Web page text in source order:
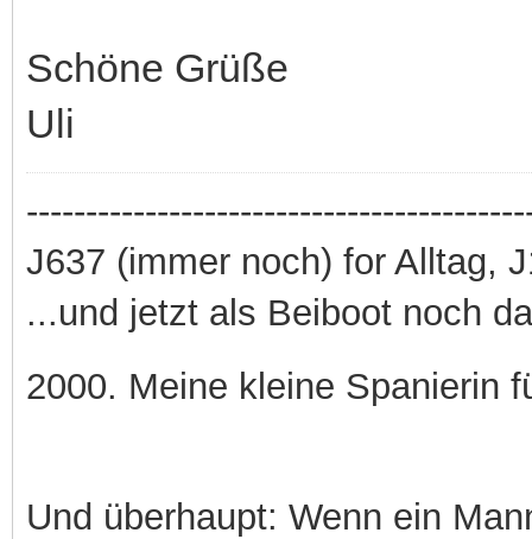
Schöne Grüße
Uli
J637 (immer noch) for Alltag,
...und jetzt als Beiboot noch
2000. Meine kleine Spanierin
Und überhaupt: Wenn ein